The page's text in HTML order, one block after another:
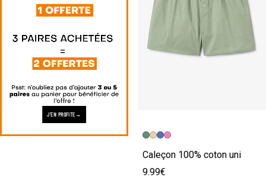
J'EN PROFITE
Caleçon 100% coton uni
9.99€